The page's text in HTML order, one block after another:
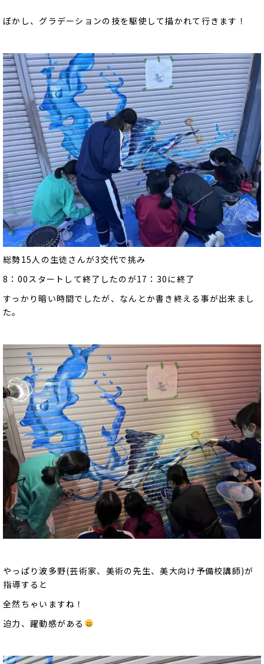
ぼかし、グラデーションの技を駆使して描かれて行きます！
総勢15人の生徒さんが3交代で挑み
8：00スタートして終了したのが17：30に終了
すっかり暗い時間でしたが、なんとか書き終える事が出来まし
た。
やっぱり波多野(芸術家、美術の先生、美大向け予備校講師)が
指導すると
全然ちゃいますね！
迫力、躍動感がある